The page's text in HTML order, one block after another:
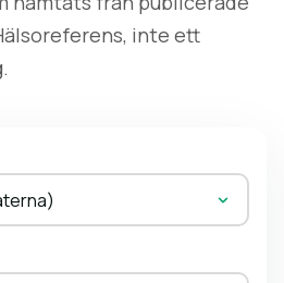
inte ett